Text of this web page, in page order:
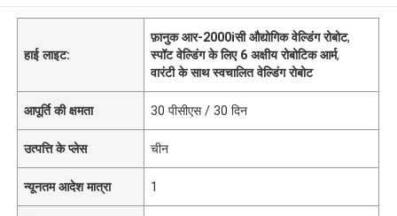
हाई लाइट:
फ़ानुक आर-2000iसी औद्योगिक वेल्डिंग रोबोट,
स्पॉट वेल्डिंग के लिए 6 अक्षीय रोबोटिक आर्म,
वारंटी के साथ स्वचालित वेल्डिंग रोबोट
आपूर्ति की क्षमता 30 पीसीएस / 30 दिन
उत्पत्ति के प्लेस चीन
न्यूनतम आदेश मात्रा 1